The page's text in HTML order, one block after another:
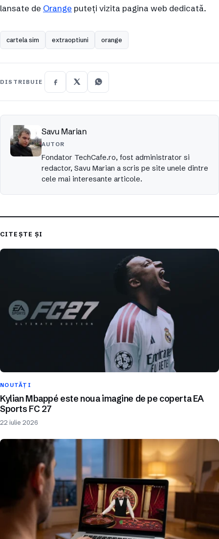
lansate de Orange puteți vizita pagina web dedicată.
cartela sim extraoptiuni orange
DISTRIBUIE
Savu Marian
AUTOR
Fondator TechCafe.ro, fost administrator si
redactor, Savu Marian a scris pe site unele dintre
cele mai interesante articole.
CITEȘTE ȘI
NOUTĂȚI
Kylian Mbappé este noua imagine de pe coperta EA
Sports FC 27
22 iulie 2026